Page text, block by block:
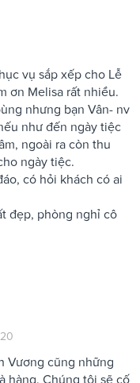
vụ sắp xếp cho Lễ
ơn Melisa rất nhiều.
nhưng bạn Vân- nv
như đến ngày tiệc
ngoài ra còn thu
ngày tiệc.
có hỏi khách có ai
đẹp, phòng nghỉ cô
Vương cũng những
hàng. Chúng tôi sẽ cố